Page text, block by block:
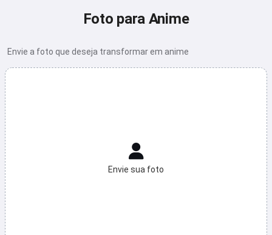
Foto para Anime
Envie a foto que deseja transformar em anime
Envie sua foto